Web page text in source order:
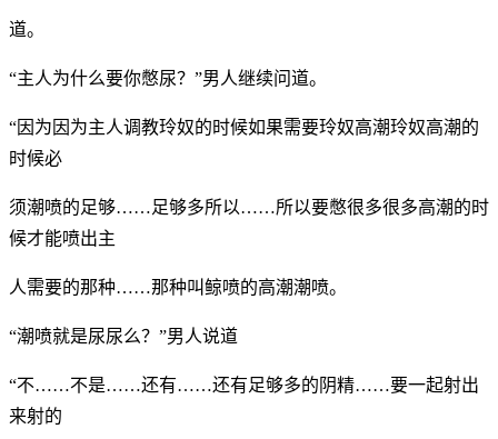
道。
“主人为什么要你憋尿？”男人继续问道。
“因为因为主人调教玲奴的时候如果需要玲奴高潮玲奴高潮的
时候必
须潮喷的足够……足够多所以……所以要憋很多很多高潮的时
候才能喷出主
人需要的那种……那种叫鲸喷的高潮潮喷。
“潮喷就是尿尿么？”男人说道
“不……不是……还有……还有足够多的阴精……要一起射出
来射的